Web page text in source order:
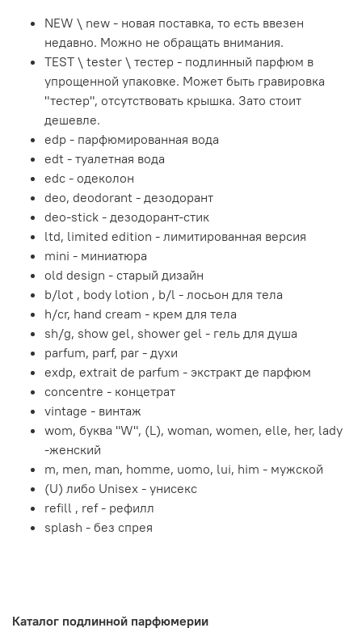
NEW \ new - новая поставка, то есть ввезен
недавно. Можно не обращать внимания.
TEST \ tester \ тестер - подлинный парфюм в
упрощенной упаковке. Может быть гравировка
"тестер", отсутствовать крышка. Зато стоит
дешевле.
edp - парфюмированная вода
edt - туалетная вода
edc - одеколон
deo, deodorant - дезодорант
deo-stick - дезодорант-стик
ltd, limited edition - лимитированная версия
mini - миниатюра
old design - старый дизайн
b/lot , body lotion , b/l - лосьон для тела
h/cr, hand cream - крем для тела
sh/g, show gel, shower gel - гель для душа
parfum, parf, par - духи
exdp, extrait de parfum - экстракт де парфюм
concentre - концетрат
vintage - винтаж
wom, буква "W", (L), woman, women, elle, her, lady
-женский
m, men, man, homme, uomo, lui, him - мужской
(U) либо Unisex - унисекс
refill , ref - рефилл
splash - без спрея
Каталог подлинной парфюмерии